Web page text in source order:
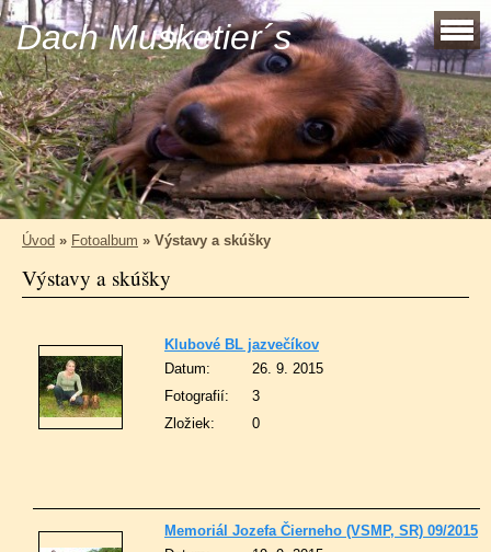
Dach Musketier´s
Úvod » Fotoalbum » Výstavy a skúšky
Výstavy a skúšky
Klubové BL jazvečíkov
Datum:
26. 9. 2015
Fotografií:
3
Zložiek:
0
Memoriál Jozefa Čierneho (VSMP, SR) 09/2015